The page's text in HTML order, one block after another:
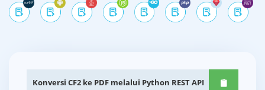
Konversi CF2 ke PDF melalui Python REST API